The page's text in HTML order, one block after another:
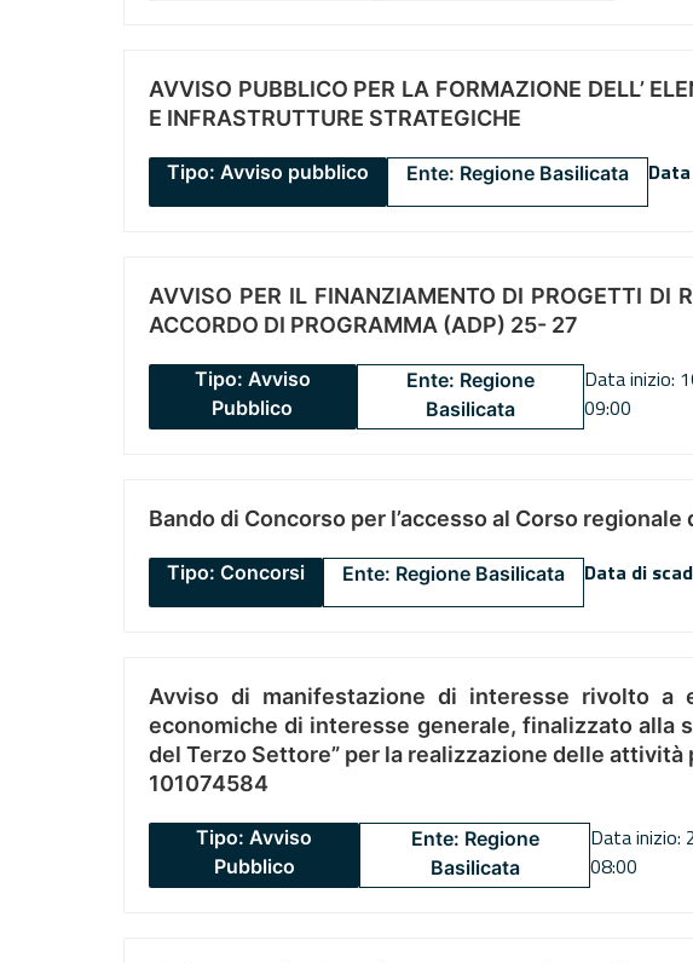
AVVISO PUBBLICO PER LA FORMAZIONE DELL’
E INFRASTRUTTURE STRATEGICHE
Tipo: Avviso pubblico Ente: Regione Basilicata
AVVISO PER IL FINANZIAMENTO DI PROGETTI DI
ACCORDO DI PROGRAMMA (ADP) 25- 27
Tipo: Avviso
Pubblico
Ente: Regione
Basilicata
Data inizio:
09:00
Bando di Concorso per l’accesso al Corso
Tipo: Concorsi Ente: Regione Basilicata Data di
Avviso di manifestazione di interesse rivolto
economiche di interesse generale, finalizzato alla
del Terzo Settore” per la realizzazione delle attività
101074584
Tipo: Avviso
Pubblico
Ente: Regione
Basilicata
Data
08:00